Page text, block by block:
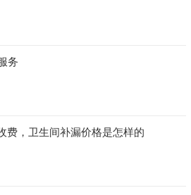
务
费，卫生间补漏价格是怎样的